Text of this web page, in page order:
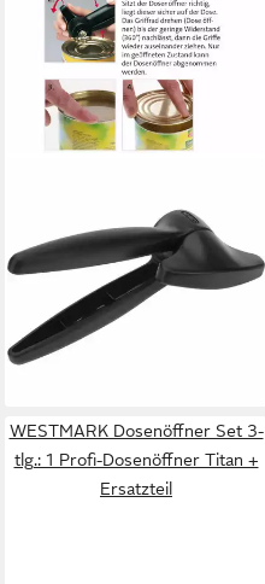
Dosenöffner »Sieger-Bravo«,
Sicherheitsdosenöffner
ab 25,99 € UVP29,99 €
lieferbar - in 2-3 Werktagen bei dir
WESTMARK Dosenöffner Set 3-
tlg.: 1 Profi-Dosenöffner Titan +
Ersatzteil